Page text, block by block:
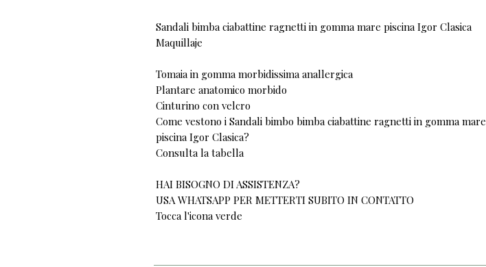
Sandali bimba ciabattine ragnetti in gomma mare piscina Igor Clasica
Maquillaje
Tomaia in gomma morbidissima anallergica
Plantare anatomico morbido
Cinturino con velcro
Come vestono i Sandali bimbo bimba ciabattine ragnetti in gomma mare
piscina Igor Clasica?
Consulta la tabella
HAI BISOGNO DI ASSISTENZA?
USA WHATSAPP PER METTERTI SUBITO IN CONTATTO
Tocca l'icona verde